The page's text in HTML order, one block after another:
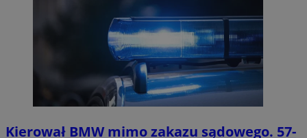
Kierował BMW mimo zakazu sądowego. 57-